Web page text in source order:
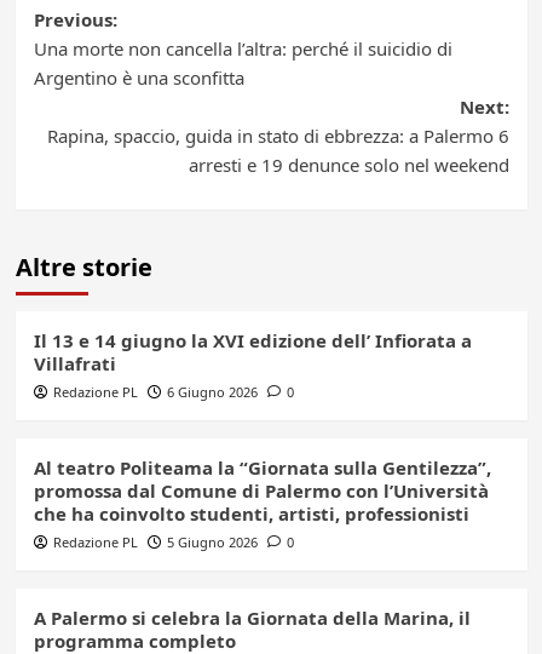
Post
navigation
Previous:
Una morte non cancella l’altra: perché il suicidio di
Argentino è una sconfitta
Next:
Rapina, spaccio, guida in stato di ebbrezza: a Palermo 6
arresti e 19 denunce solo nel weekend
Altre storie
Il 13 e 14 giugno la XVI edizione dell’ Infiorata a
Villafrati
Redazione PL 6 Giugno 2026 0
Al teatro Politeama la “Giornata sulla Gentilezza”,
promossa dal Comune di Palermo con l’Università
che ha coinvolto studenti, artisti, professionisti
Redazione PL 5 Giugno 2026 0
A Palermo si celebra la Giornata della Marina, il
programma completo